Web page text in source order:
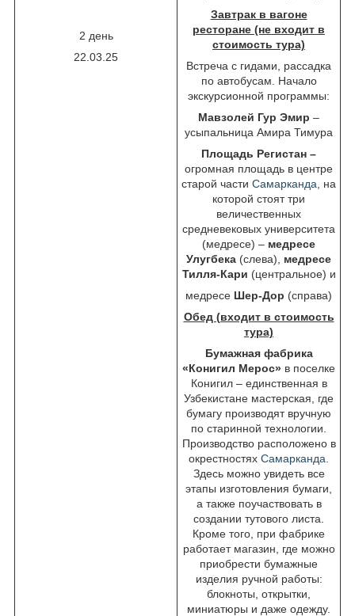
2 день
22.03.25
Завтрак в вагоне
ресторане (не входит в
стоимость тура)
Встреча с гидами, рассадка
по автобусам. Начало
экскурсионной программы:
Мавзолей Гур Эмир –
усыпальница Амира Тимура
Площадь Регистан –
огромная площадь в центре
старой части Самарканда , на
которой стоят три
величественных
средневековых университета
(медресе) – медресе
Улугбека (слева), медресе
Тилля-Кари (центральное) и
медресе Шер-Дор (справа)
Обед (входит в стоимость
тура)
Бумажная фабрика
«Конигил Мерос» в поселке
Конигил – единственная в
Узбекистане мастерская, где
бумагу производят вручную
по старинной технологии.
Производство расположено в
окрестностях Самарканда
Здесь можно увидеть все
этапы изготовления бумаги,
а также поучаствовать в
создании тутового листа.
Кроме того, при фабрике
работает магазин, где можно
приобрести бумажные
изделия ручной работы:
блокноты, открытки,
миниатюры и даже одежду.